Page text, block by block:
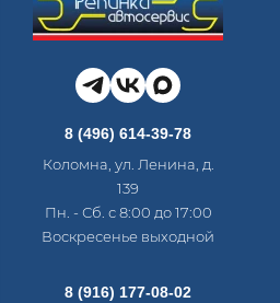
8 (496) 614-39-78
Коломна, ул. Ленина, д.
139
Пн. - Сб. с 8:00 до 17:00
Воскресенье выходной
8 (916) 177-08-02